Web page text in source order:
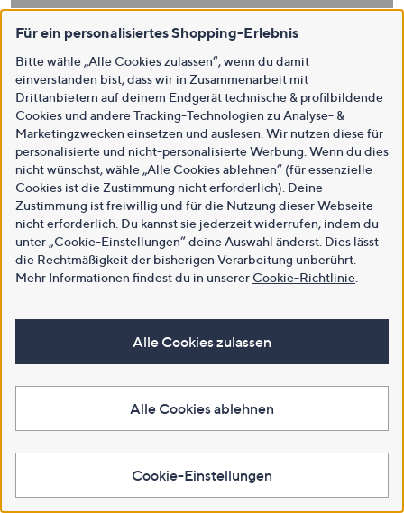
Für ein personalisiertes Shopping-Erlebnis
Bitte wähle „Alle Cookies zulassen“, wenn du damit
einverstanden bist, dass wir in Zusammenarbeit mit
Drittanbietern auf deinem Endgerät technische & profilbildende
Cookies und andere Tracking-Technologien zu Analyse- &
Marketingzwecken einsetzen und auslesen. Wir nutzen diese für
personalisierte und nicht-personalisierte Werbung. Wenn du dies
nicht wünschst, wähle „Alle Cookies ablehnen“ (für essenzielle
Cookies ist die Zustimmung nicht erforderlich). Deine
Zustimmung ist freiwillig und für die Nutzung dieser Webseite
nicht erforderlich. Du kannst sie jederzeit widerrufen, indem du
unter „Cookie-Einstellungen“ deine Auswahl änderst. Dies lässt
die Rechtmäßigkeit der bisherigen Verarbeitung unberührt.
Mehr Informationen findest du in unsererCookie-Richtlinie
Alle Cookies zulassen
Alle Cookies ablehnen
Cookie-Einstellungen